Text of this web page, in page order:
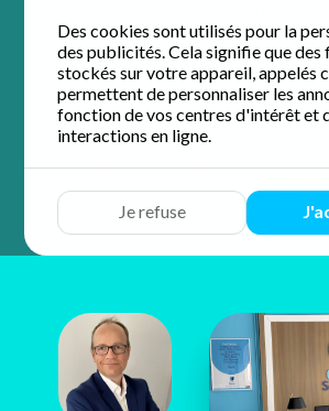
Des cookies sont utilisés pour la
des publicités. Cela signifie que des
stockés sur votre appareil, appelés
permettent de personnaliser les
fonction de vos centres d'intérêt et
interactions en ligne.
Je refuse
agence de proximité pour un
5 / 5 sur 5
Devis Discuter Y aller
Thierry
Coquet